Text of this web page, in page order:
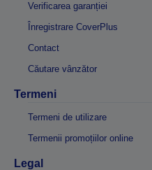
Verificarea garanției
Înregistrare CoverPlus
Contact
Căutare vânzător
Termeni
Termeni de utilizare
Termenii promoțiilor online
Legal